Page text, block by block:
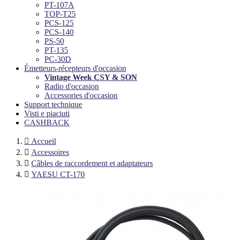
PT-107A
TOP-T25
PCS-125
PCS-140
PS-50
PT-135
PC-30D
Émetteurs-récepteurs d'occasion
Vintage Week CSY & SON
Radio d'occasion
Accessories d'occasion
Support technique
Visti e piaciuti
CASHBACK
 Accueil
 Accessoires
 Câbles de raccordement et adaptateurs
 YAESU CT-170